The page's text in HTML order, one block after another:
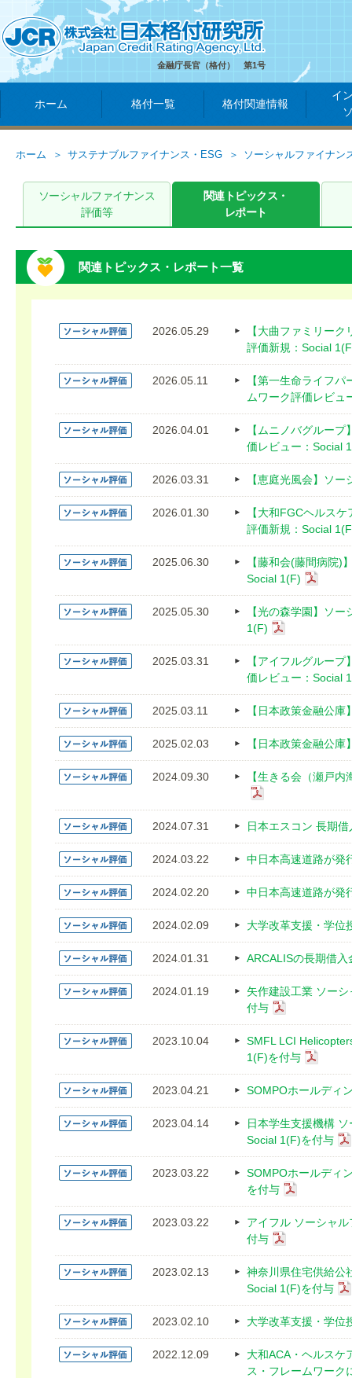
金融庁長官（格付） 第1号
ホーム 格付一覧 格付関連情報
イ
ホーム サステナブルファイナンス・ESG ソーシャルファイナン
ソーシャルファイナンス
評価等
関連トピックス・
レポート
関連トピックス・レポート一覧
2026.05.29
【大曲ファミリー
評価新規：Social
2026.05.11
【第一生命ライフ
ムワーク評価レビュ
2026.04.01
【ムニノバグルー
価レビュー：Social
2026.03.31 【恵庭光風会】ソ
2026.01.30
【大和FGCヘルス
評価新規：Social
2025.06.30
【藤和会(藤間病院)
Social 1(F)
2025.05.30
【光の森学園】ソ
1(F)
2025.03.31
【アイフルグルー
価レビュー：Social
2025.03.11 【日本政策金融公
2025.02.03 【日本政策金融公
2024.09.30 【生きる会（瀬戸
2024.07.31 日本エスコン 長期
2024.03.22 中日本高速道路が発
2024.02.20 中日本高速道路が発
2024.02.09 大学改革支援・学位
2024.01.31 ARCALISの長期借
2024.01.19
矢作建設工業 ソー
付与
2023.10.04
SMFL LCI
1(F)を付与
2023.04.21 SOMPOホールディ
2023.04.14
日本学生支援機構
Social 1(F)を付与
2023.03.22
SOMPOホールディ
を付与
2023.03.22
アイフル ソーシャ
付与
2023.02.13
神奈川県住宅供給公
Social 1(F)を付与
2023.02.10 大学改革支援・学位
2022.12.09
大和ACA・ヘルスケ
ス・フレームワーク